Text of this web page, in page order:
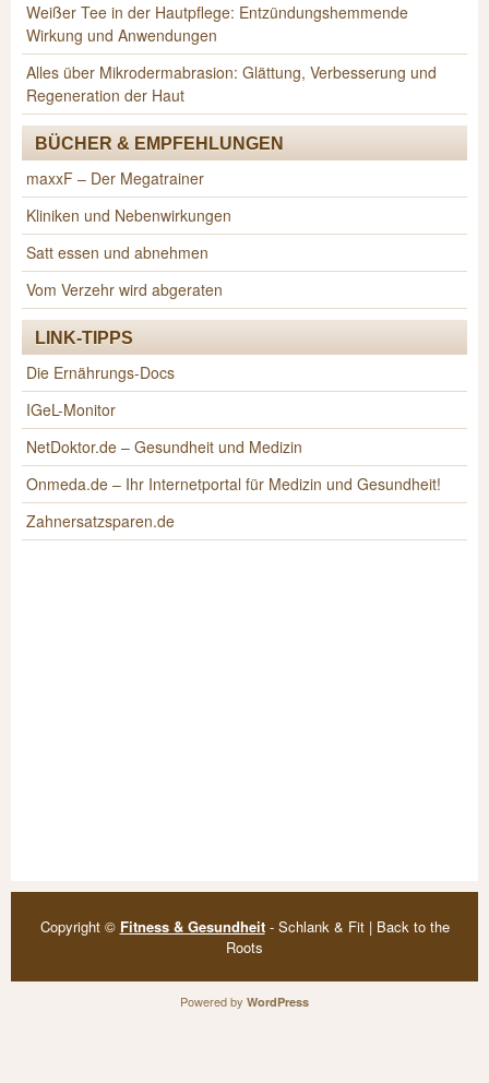
Weißer Tee in der Hautpflege: Entzündungshemmende
Wirkung und Anwendungen
Alles über Mikrodermabrasion: Glättung, Verbesserung und
Regeneration der Haut
BÜCHER & EMPFEHLUNGEN
maxxF – Der Megatrainer
Kliniken und Nebenwirkungen
Satt essen und abnehmen
Vom Verzehr wird abgeraten
LINK-TIPPS
Die Ernährungs-Docs
IGeL-Monitor
NetDoktor.de – Gesundheit und Medizin
Onmeda.de – Ihr Internetportal für Medizin und Gesundheit!
Zahnersatzsparen.de
Copyright © Fitness & Gesundheit- Schlank & Fit | Back to the
Roots
Powered by WordPress